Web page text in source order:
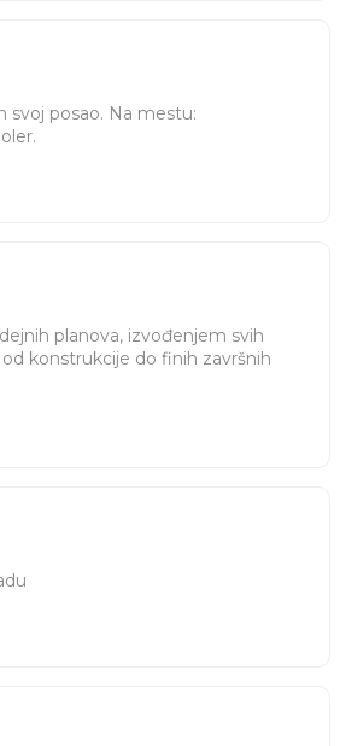
svoj posao. Na mestu:
planova, izvođenjem svih
konstrukcije do finih završnih